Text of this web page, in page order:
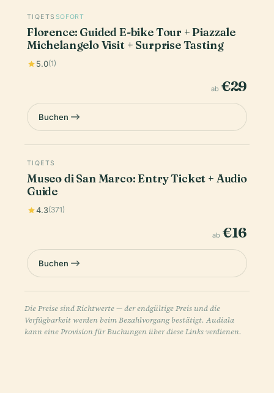
TIQETS SOFORT
Florence: Guided E-bike Tour + Piazzale
Michelangelo Visit + Surprise Tasting
5.0(1)
ab €29
Buchen
TIQETS
Museo di San Marco: Entry Ticket + Audio
Guide
4.3(371)
ab €16
Buchen
Die Preise sind Richtwerte — der endgültige Preis und die
Verfügbarkeit werden beim Bezahlvorgang bestätigt. Audiala
kann eine Provision für Buchungen über diese Links verdienen.